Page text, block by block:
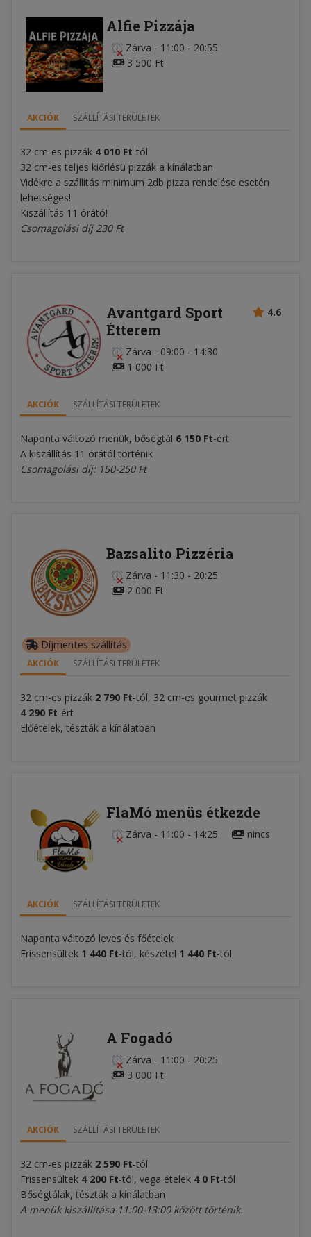
Alfie Pizzája
Zárva - 11:00 - 20:55
3 500 Ft
AKCIÓK SZÁLLÍTÁSI TERÜLETEK
32 cm-es pizzák 4 010 Ft-tól
32 cm-es teljes kiőrlésü pizzák a kínálatban
Vidékre a szállítás minimum 2db pizza rendelése esetén
lehetséges!
Kiszállítás 11 órátó!
Csomagolási díj 230 Ft
4.6
Avantgard Sport
Étterem
Zárva - 09:00 - 14:30
1 000 Ft
AKCIÓK SZÁLLÍTÁSI TERÜLETEK
Naponta változó menük, bőségtál 6 150 Ft-ért
A kiszállítás 11 órától történik
Csomagolási díj: 150-250 Ft
Bazsalito Pizzéria
Zárva - 11:30 - 20:25
2 000 Ft
Díjmentes szállítás
AKCIÓK SZÁLLÍTÁSI TERÜLETEK
32 cm-es pizzák 2 790 Ft-tól, 32 cm-es gourmet pizzák
4 290 Ft-ért
Előételek, tészták a kínálatban
FlaMó menüs étkezde
Zárva - 11:00 - 14:25 nincs
AKCIÓK SZÁLLÍTÁSI TERÜLETEK
Naponta változó leves és főételek
Frissensültek 1 440 Ft-tól, készétel 1 440 Ft-tól
A Fogadó
Zárva - 11:00 - 20:25
3 000 Ft
AKCIÓK SZÁLLÍTÁSI TERÜLETEK
32 cm-es pizzák 2 590 Ft-tól
Frissensültek 4 200 Ft-tól, vega ételek 4 0 Ft-tól
Bőségtálak, tészták a kínálatban
A menük kiszállítása 11:00-13:00 között történik.